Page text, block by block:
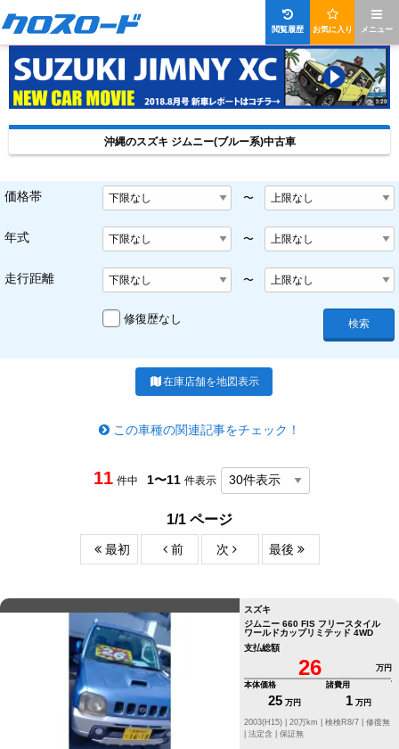
メニュー
お気に入り
閲覧履歴
沖縄のスズキ ジムニー(ブルー系)中古車
価格帯 〜
年式 〜
走行距離 〜
修復歴なし 検索
在庫店舗を地図表示
この車種の関連記事をチェック！
11 件中 1〜11 件表示
1/1 ページ
最初 前 次 最後
スズキ
ジムニー 660 FIS フリースタイル
ワールドカップリミテッド 4WD
支払総額
26
万円
本体価格
25 万円
諸費用
1 万円
修復無
法定含 | 保証無